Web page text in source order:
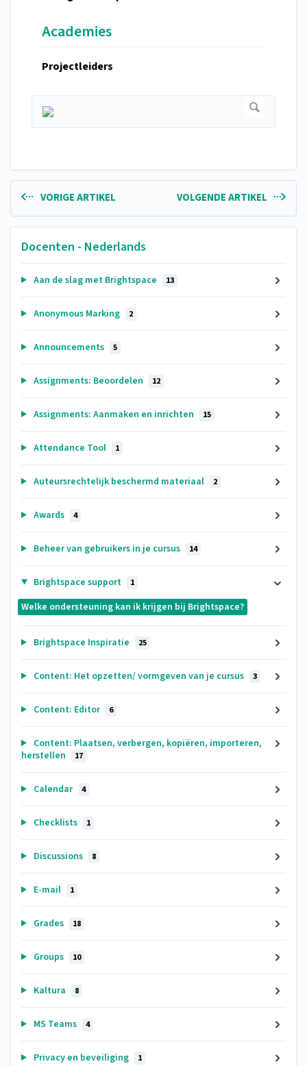
Academies
Projectleiders
VORIGE ARTIKEL VOLGENDE ARTIKEL
Docenten - Nederlands
Aan de slag met Brightspace 13
Anonymous Marking 2
Announcements 5
Assignments: Beoordelen 12
Assignments: Aanmaken en inrichten 15
Attendance Tool 1
Auteursrechtelijk beschermd materiaal 2
Awards 4
Beheer van gebruikers in je cursus 14
Brightspace support 1
Welke ondersteuning kan ik krijgen bij Brightspace?
Brightspace Inspiratie 25
Content: Het opzetten/ vormgeven van je cursus 3
Content: Editor 6
Content: Plaatsen, verbergen, kopiëren, importeren,
herstellen
17
Calendar 4
Checklists 1
Discussions 8
E-mail 1
Grades 18
Groups 10
Kaltura 8
MS Teams 4
Privacy en beveiliging 1